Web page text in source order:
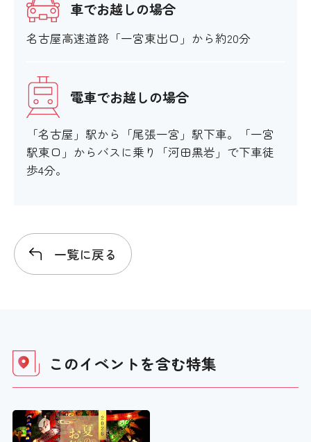
車でお越しの場合
名古屋高速道路「一宮東出口」から約20分
電車でお越しの場合
「名古屋」駅から「尾張一宮」駅下車。「一宮
駅東口」からバスに乗り「河田黒岩」で下車徒
歩4分。
一覧に戻る
このイベントを含む特集